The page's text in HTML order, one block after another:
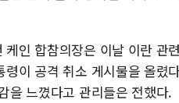
인 합참의장은 이날 이란 관
이 공격 취소 게시물을 올렸
을 느꼈다고 관리들은 전했다.